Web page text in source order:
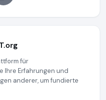
für
Ihre Erfahrungen und
anderer, um fundierte